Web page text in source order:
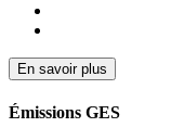
En savoir plus
Émissions GES